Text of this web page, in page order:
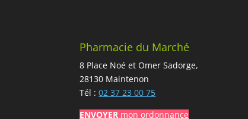
Pharmacie du Marché
8 Place Noé et Omer Sadorge,
28130 Maintenon
Tél : 02 37 23 00 75
ENVOYER mon ordonnance